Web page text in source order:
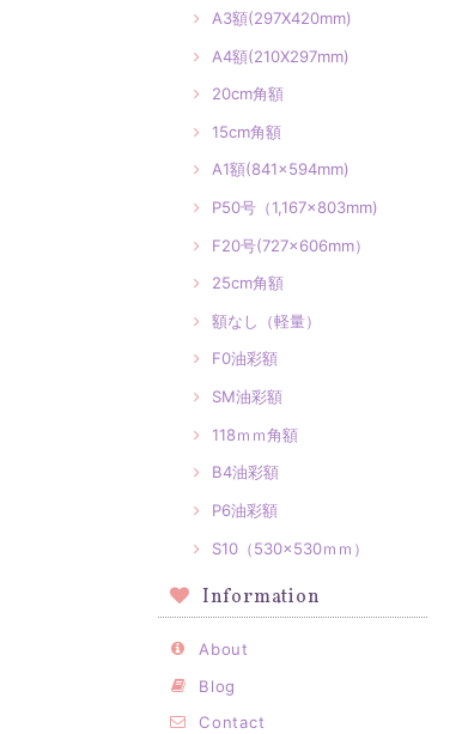
A3額(297X420mm)
A4額(210X297mm)
20cm角額
15cm角額
A1額(841×594mm)
P50号（1,167×803mm)
F20号(727×606mm）
25cm角額
額なし（軽量）
F0油彩額
SM油彩額
118ｍｍ角額
B4油彩額
P6油彩額
S10（530×530ｍｍ）
Information
About
Blog
Contact